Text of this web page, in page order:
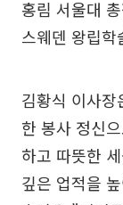
홍림 서울대
스웨덴 왕립
김황식 이사
한 봉사 정신
하고 따뜻한
깊은 업적을